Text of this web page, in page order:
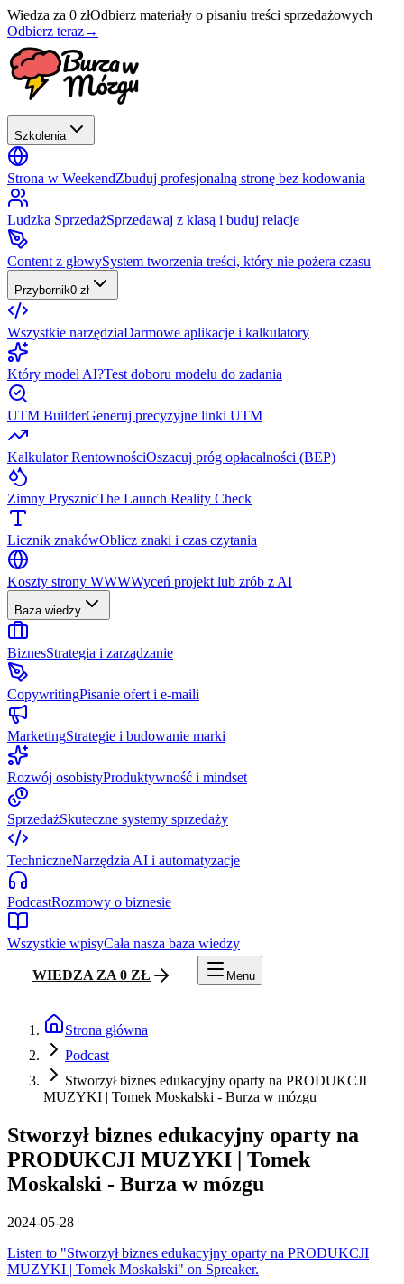
Wiedza za 0 złOdbierz materiały o pisaniu treści sprzedażowych
Odbierz teraz→
Szkolenia
Strona w WeekendZbuduj profesjonalną stronę bez kodowania
Ludzka SprzedażSprzedawaj z klasą i buduj relacje
Content z głowySystem tworzenia treści, który nie pożera czasu
Przybornik0 zł
Wszystkie narzędziaDarmowe aplikacje i kalkulatory
Który model AI?Test doboru modelu do zadania
UTM BuilderGeneruj precyzyjne linki UTM
Kalkulator RentownościOszacuj próg opłacalności (BEP)
Zimny PrysznicThe Launch Reality Check
Licznik znakówOblicz znaki i czas czytania
Koszty strony WWWWyceń projekt lub zrób z AI
Baza wiedzy
BiznesStrategia i zarządzanie
CopywritingPisanie ofert i e-maili
MarketingStrategie i budowanie marki
Rozwój osobistyProduktywność i mindset
SprzedażSkuteczne systemy sprzedaży
TechniczneNarzędzia AI i automatyzacje
PodcastRozmowy o biznesie
Wszystkie wpisyCała nasza baza wiedzy
WIEDZA ZA 0 ZŁ Menu
Strona główna
Podcast
Stworzył biznes edukacyjny oparty na PRODUKCJI
MUZYKI | Tomek Moskalski - Burza w mózgu
Stworzył biznes edukacyjny oparty na
PRODUKCJI MUZYKI | Tomek
Moskalski - Burza w mózgu
2024-05-28
Listen to "Stworzył biznes edukacyjny oparty na PRODUKCJI
MUZYKI | Tomek Moskalski" on Spreaker.